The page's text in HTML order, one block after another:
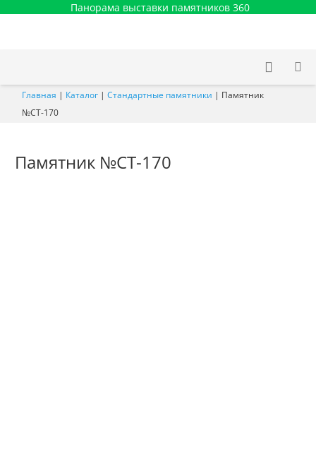
Панорама выставки памятников 360
Главная | Каталог | Стандартные памятники | Памятник
№СТ-170
Памятник №СТ-170